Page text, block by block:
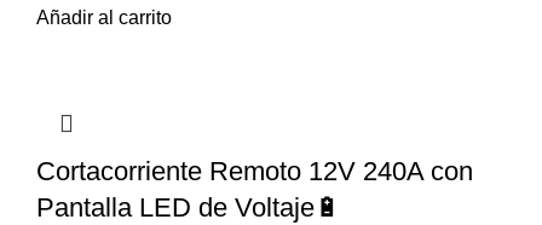
Añadir al carrito
Cortacorriente Remoto 12V 240A con
Pantalla LED de Voltaje🔋